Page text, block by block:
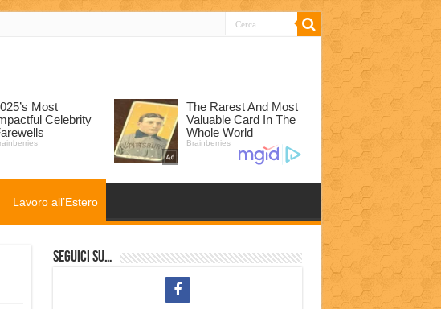
Lavoro all’Estero
Seguici su…